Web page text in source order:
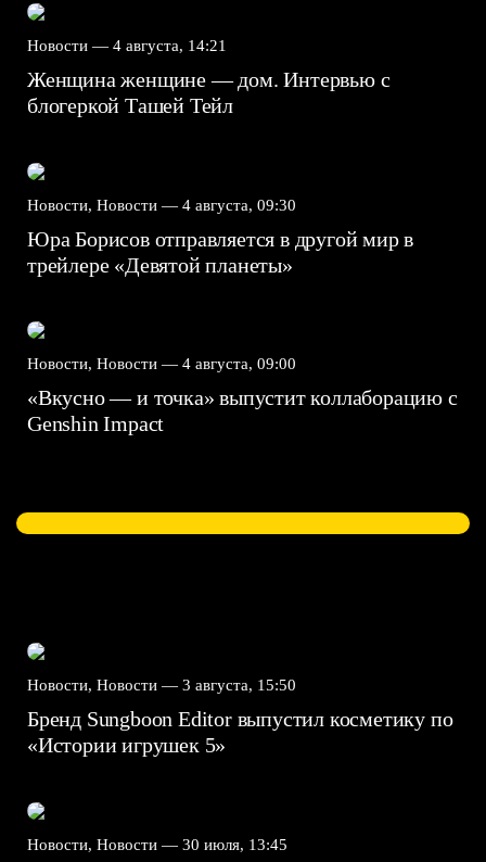
Новости — 4 августа, 14:21
Женщина женщине — дом. Интервью с
блогеркой Ташей Тейл
Новости, Новости — 4 августа, 09:30
Юра Борисов отправляется в другой мир в
трейлере «Девятой планеты»
Новости, Новости — 4 августа, 09:00
«Вкусно — и точка» выпустит коллаборацию с
Genshin Impact⁠⁠
Новости, Новости — 3 августа, 15:50
Бренд Sungboon Editor выпустил косметику по
«Истории игрушек 5»
Новости, Новости — 30 июля, 13:45